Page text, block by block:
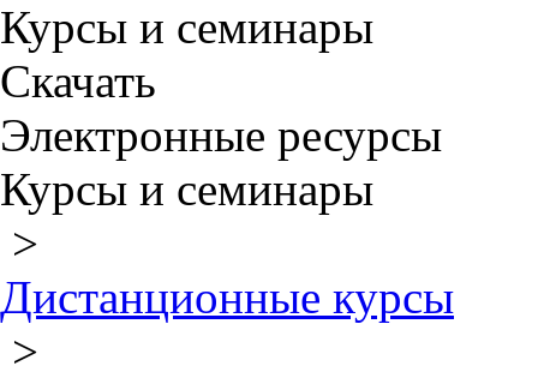
Курсы и семинары
Скачать
Электронные ресурсы
Курсы и семинары
>
Дистанционные курсы
>